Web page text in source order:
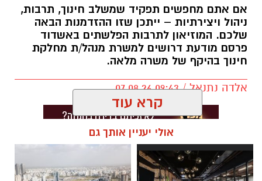
אם אתם מחפשים תפקיד שמשלב חינוך, תרבות,
ניהול ויצירתיות – ייתכן שזו ההזדמנות הבאה
שלכם. המוזיאון לתרבות הפלשתים באשדוד
פרסם מודעת דרושים למשרת מנהל/ת מחלקת
חינוך בהיקף של משרה מלאה.
אלדה נתנאל / 09:43 07.08.26
תגים:דרושים באשדוד
קרא עוד
אולי יעניין אותך גם